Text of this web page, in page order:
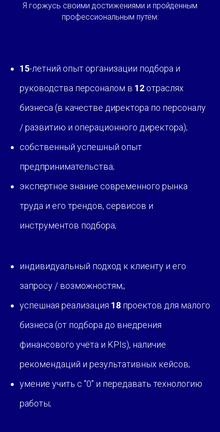
Я горжусь своими достижениями и пройденным
профессиональным путём:
15-летний опыт организации подбора и
руководства персоналом в 12 отраслях
бизнеса (в качестве директора по персоналу
/ развитию и операционного директора);
собственный успешный опыт
предпринимательства;
экспертное знание современного рынка
труда и его трендов, сервисов и
инструментов подбора;
индивидуальный подход к клиенту и его
запросу / возможностям;;
успешная реализация 18 проектов для малого
бизнеса (от подбора до внедрения
финансового учёта и KPIs), наличие
рекомендаций и результативных кейсов;
умение учить с "0" и передавать технологию
работы;